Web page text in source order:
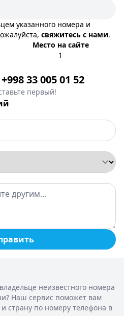
указанного номера и
свяжитесь с нами.
Место на сайте
1
33 005 01 52
первый!
неизвестного номера
Наш сервис поможет вам
страну по номеру телефона в